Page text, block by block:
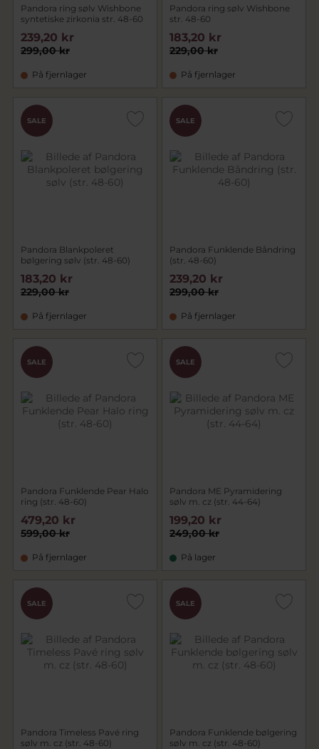
Pandora ring sølv Wishbone
syntetiske zirkonia str. 48-60
299,00 kr
239,20 kr
På fjernlager
Pandora ring sølv Wishbone
str. 48-60
229,00 kr
183,20 kr
På fjernlager
SALE
Pandora Blankpoleret
bølgering sølv (str. 48-60)
229,00 kr
183,20 kr
På fjernlager
SALE
Pandora Funklende Båndring
(str. 48-60)
299,00 kr
239,20 kr
På fjernlager
SALE
Pandora Funklende Pear Halo
ring (str. 48-60)
599,00 kr
479,20 kr
På fjernlager
SALE
Pandora ME Pyramidering
sølv m. cz (str. 44-64)
249,00 kr
199,20 kr
På lager
SALE
Pandora Timeless Pavé ring
sølv m. cz (str. 48-60)
SALE
Pandora Funklende bølgering
sølv m. cz (str. 48-60)